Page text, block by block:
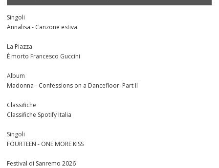
Singoli
Annalisa - Canzone estiva
La Piazza
È morto Francesco Guccini
Album
Madonna - Confessions on a Dancefloor: Part II
Classifiche
Classifiche Spotify Italia
Singoli
FOURTEEN - ONE MORE KISS
Festival di Sanremo 2026